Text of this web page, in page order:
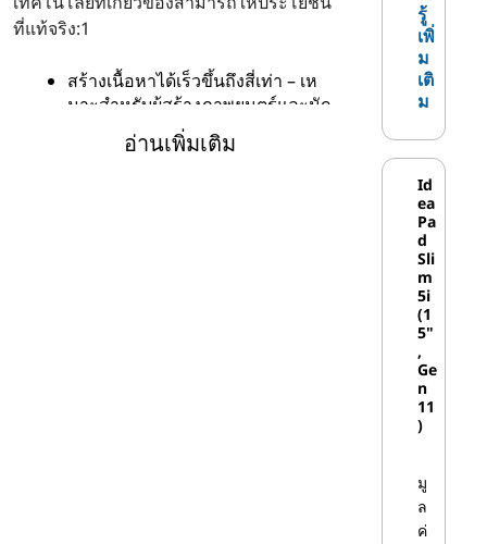
tที่แท้จริง:1
สร้างเนื้อหาได้เร็วขึ้นถึงสี่เท่า – เห
มาะสําหรับผู้สร้างภาพยนตร์และนัก
รับอัตราเฟรมต่อวินาที (FPS) ที่มาก
อ่านเพิ่มเติม
รู้
เพิ่
ม
เติ
ม
Id
ea
Pa
d
Sli
m
5i
(1
5"
,
Ge
n
11
)
มู
ล
ค่